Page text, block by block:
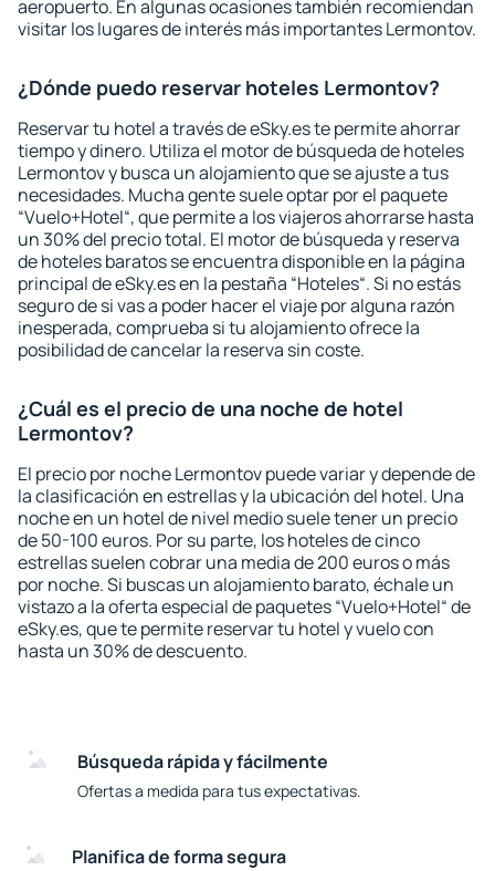
aeropuerto. En algunas ocasiones también recomiendan
visitar los lugares de interés más importantes Lermontov.
¿Dónde puedo reservar hoteles Lermontov?
Reservar tu hotel a través de eSky.es te permite ahorrar
tiempo y dinero. Utiliza el motor de búsqueda de hoteles
Lermontov y busca un alojamiento que se ajuste a tus
necesidades. Mucha gente suele optar por el paquete
“Vuelo+Hotel“, que permite a los viajeros ahorrarse hasta
un 30% del precio total. El motor de búsqueda y reserva
de hoteles baratos se encuentra disponible en la página
principal de eSky.es en la pestaña “Hoteles“. Si no estás
seguro de si vas a poder hacer el viaje por alguna razón
inesperada, comprueba si tu alojamiento ofrece la
posibilidad de cancelar la reserva sin coste.
¿Cuál es el precio de una noche de hotel
Lermontov?
El precio por noche Lermontov puede variar y depende de
la clasificación en estrellas y la ubicación del hotel. Una
noche en un hotel de nivel medio suele tener un precio
de 50-100 euros. Por su parte, los hoteles de cinco
estrellas suelen cobrar una media de 200 euros o más
por noche. Si buscas un alojamiento barato, échale un
vistazo a la oferta especial de paquetes “Vuelo+Hotel“ de
eSky.es, que te permite reservar tu hotel y vuelo con
hasta un 30% de descuento.
Búsqueda rápida y fácilmente
Ofertas a medida para tus expectativas.
Planifica de forma segura